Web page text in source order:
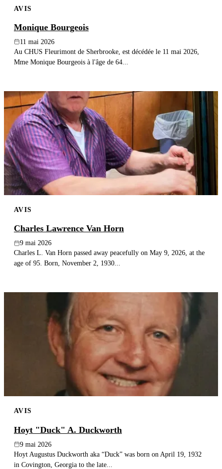
AVIS
Monique Bourgeois
11 mai 2026
Au CHUS Fleurimont de Sherbrooke, est décédée le 11 mai 2026,
Mme Monique Bourgeois à l'âge de 64...
AVIS
Charles Lawrence Van Horn
9 mai 2026
Charles L. Van Horn passed away peacefully on May 9, 2026, at the
age of 95. Born, November 2, 1930...
AVIS
Hoyt "Duck" A. Duckworth
9 mai 2026
Hoyt Augustus Duckworth aka “Duck” was born on April 19, 1932
in Covington, Georgia to the late...